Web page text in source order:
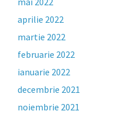
aprilie 2022
martie 2022
februarie 2022
ianuarie 2022
decembrie 2021
noiembrie 2021